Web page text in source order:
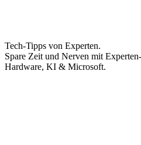
Tech-Tipps von Experten.
Spare Zeit und Nerven mit
Hardware, KI & Microsoft.